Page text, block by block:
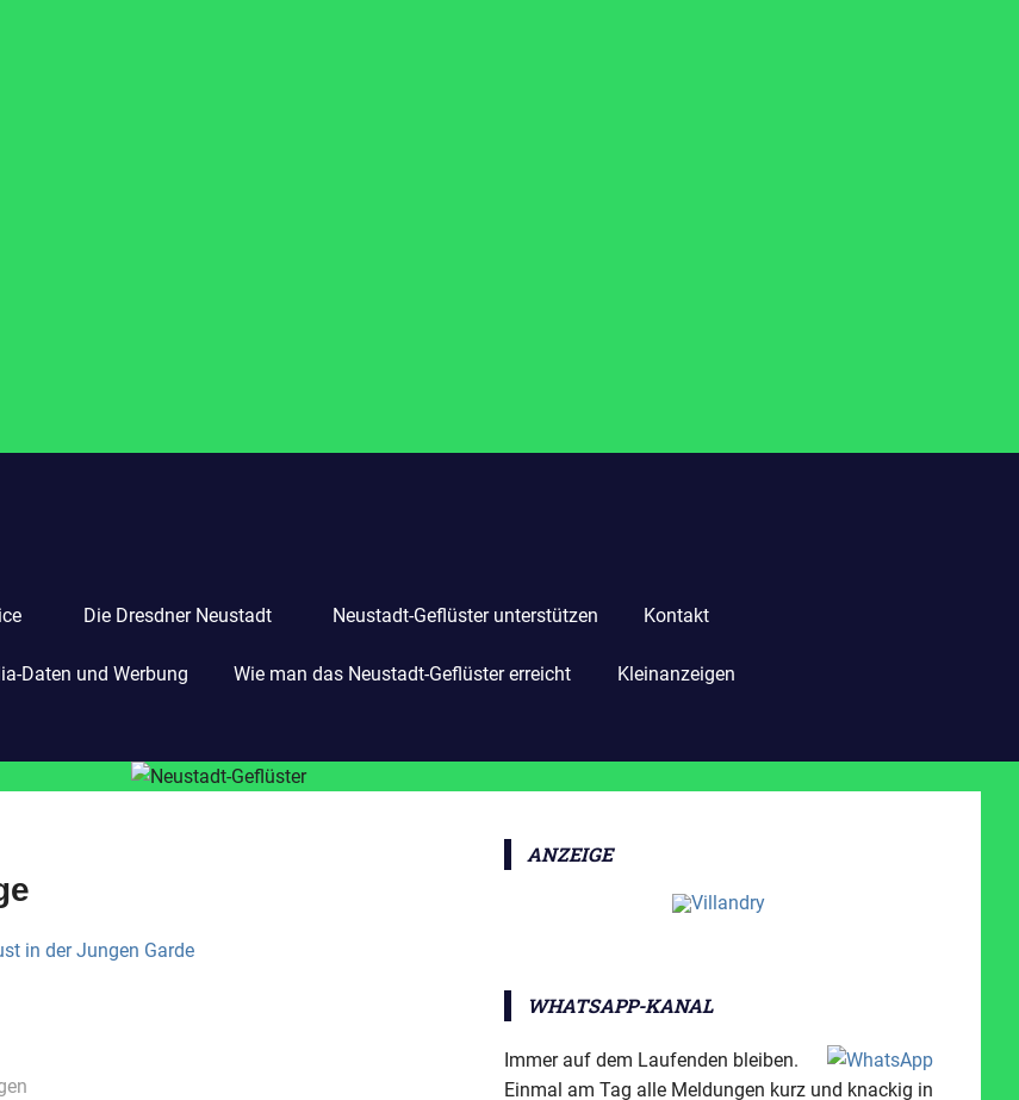
Die Dresdner Neustadt Neustadt-Geflüster unterstützen Kontakt
Daten und Werbung Wie man das Neustadt-Geflüster erreicht Kleinanzeigen
ANZEIGE
WHATSAPP-KANAL
Immer auf dem Laufenden bleiben.
Einmal am Tag alle Meldungen kurz und knackig in